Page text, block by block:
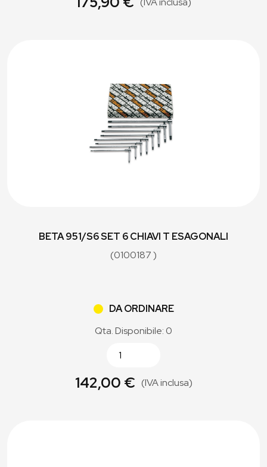
BETA 951/S6 SET 6 CHIAVI T ESAGONALI
(0100187 )
DA ORDINARE
Qta. Disponibile: 0
142,00 € (IVA inclusa)